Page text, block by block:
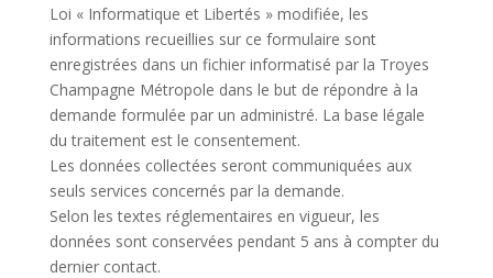
Loi « Informatique et Libertés » modifiée, les
informations recueillies sur ce formulaire sont
enregistrées dans un fichier informatisé par la Troyes
Champagne Métropole dans le but de répondre à la
demande formulée par un administré. La base légale
du traitement est le consentement.
Les données collectées seront communiquées aux
seuls services concernés par la demande.
Selon les textes réglementaires en vigueur, les
données sont conservées pendant 5 ans à compter du
dernier contact.